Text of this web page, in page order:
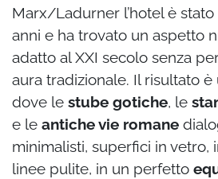
Marx/Ladurner l’hotel è
anni e ha trovato un aspetto
adatto al XXI secolo senza
aura tradizionale. Il risultato
dove le stube gotiche, le
e le antiche vie romane
minimalisti, superfici in vetro,
linee pulite, in un perfetto